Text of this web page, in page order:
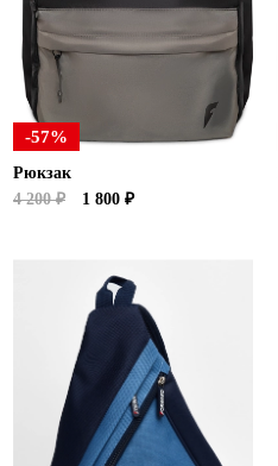
-57%
Рюкзак
4 200 ₽
1 800 ₽